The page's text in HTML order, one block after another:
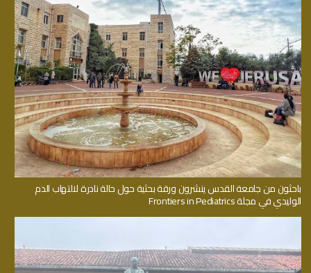
باحثون من جامعة القدس ينشرون ورقة بحثية حول حالة نادرة لالتهاب الدم
الوليدي في مجلة Frontiers in Pediatrics